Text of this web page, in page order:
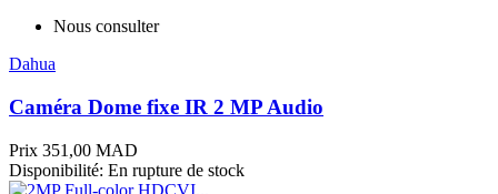
Nous consulter
Dahua
Caméra Dome fixe IR 2 MP Audio
Prix 351,00 MAD
Disponibilité: En rupture de stock